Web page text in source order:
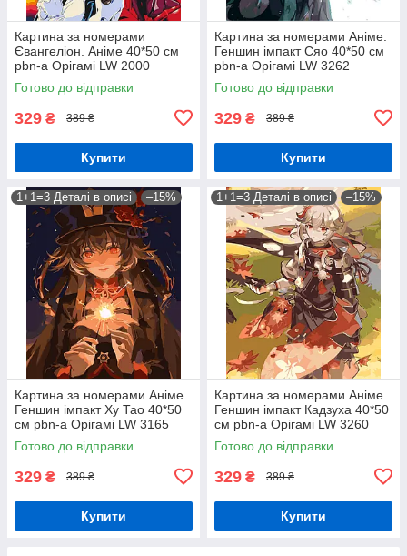
Картина за номерами
Євангеліон. Аніме 40*50 см
pbn-a Орігамі LW 2000
Готово до відправки
329 ₴ 389 ₴
Купити
Картина за номерами Аніме.
Геншин імпакт Сяо 40*50 см
pbn-a Орігамі LW 3262
Готово до відправки
329 ₴ 389 ₴
Купити
1+1=3 Деталі в описі –15%
Картина за номерами Аніме.
Геншин імпакт Ху Тао 40*50
см pbn-a Орігамі LW 3165
Готово до відправки
329 ₴ 389 ₴
Купити
1+1=3 Деталі в описі –15%
Картина за номерами Аніме.
Геншин імпакт Кадзуха 40*50
см pbn-a Орігамі LW 3260
Готово до відправки
329 ₴ 389 ₴
Купити